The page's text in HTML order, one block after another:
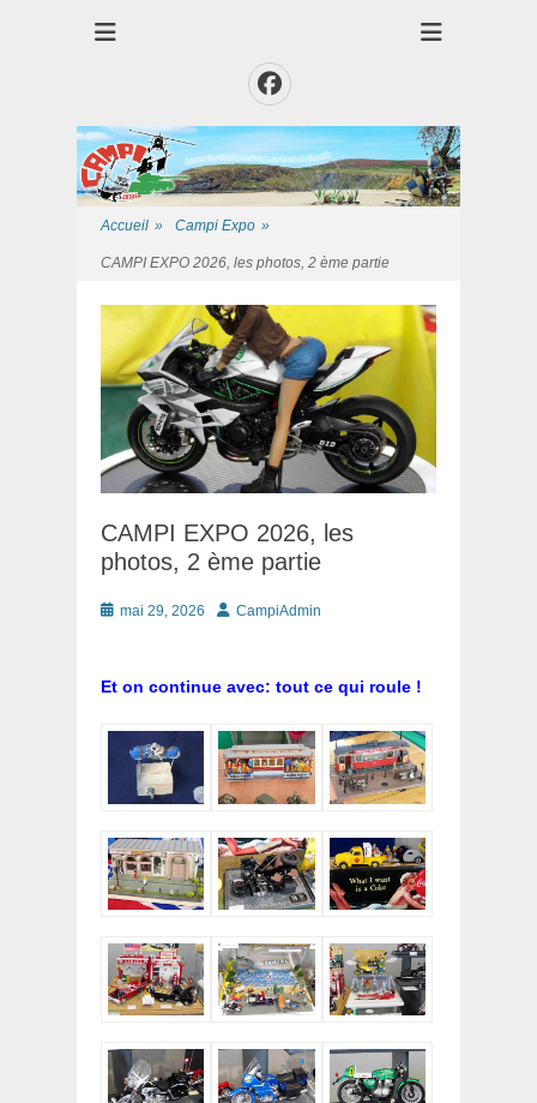
Club CAMPI
Facebook
Accueil » Campi Expo »
CAMPI EXPO 2026, les photos, 2 ème partie
CAMPI EXPO 2026, les
photos, 2 ème partie
Postémai 29, 2026 AuteurCampiAdmin
Et on continue avec: tout ce qui roule !